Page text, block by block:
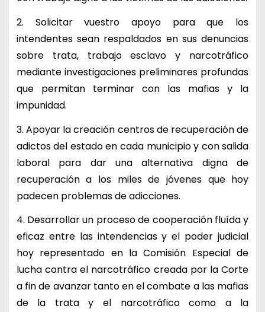
2. Solicitar vuestro apoyo para que los
intendentes sean respaldados en sus denuncias
sobre trata, trabajo esclavo y narcotráfico
mediante investigaciones preliminares profundas
que permitan terminar con las mafias y la
impunidad.
3. Apoyar la creación centros de recuperación de
adictos del estado en cada municipio y con salida
laboral para dar una alternativa digna de
recuperación a los miles de jóvenes que hoy
padecen problemas de adicciones.
4. Desarrollar un proceso de cooperación fluída y
eficaz entre las intendencias y el poder judicial
hoy representado en la Comisión Especial de
lucha contra el narcotráfico creada por la Corte
a fin de avanzar tanto en el combate a las mafias
de la trata y el narcotráfico como a la